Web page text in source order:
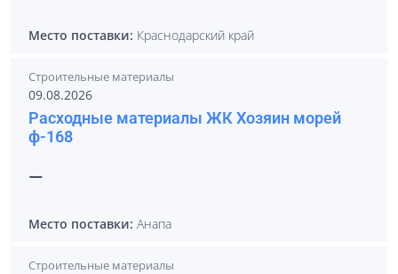
Место поставки: Краснодарский край
Строительные материалы
09.08.2026
Расходные материалы ЖК Хозяин морей
ф-168
—
Место поставки: Анапа
Строительные материалы